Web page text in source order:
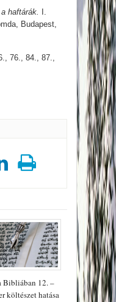
haftárák.
I.
Budapest,
76., 84., 87.,
Bibliában 12. –
költészet hatása